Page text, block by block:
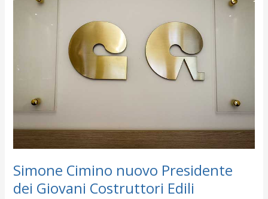
Simone Cimino nuovo Presidente
dei Giovani Costruttori Edili
nuovo
Presidente